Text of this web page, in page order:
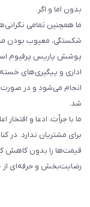
بدون اما و اگر.
ما همچنین تمامی
شکستگی، معیوب بودن
پوشش پاریس پرفیوم
اداری و پیگیری‌های
انجام می‌شود و در
شد.
ما با جرأت، ادعا و
برای مشتریان ندارد. در
قیمت‌ها را بدون کاهش
رضایت‌بخش و حرفه‌ای از